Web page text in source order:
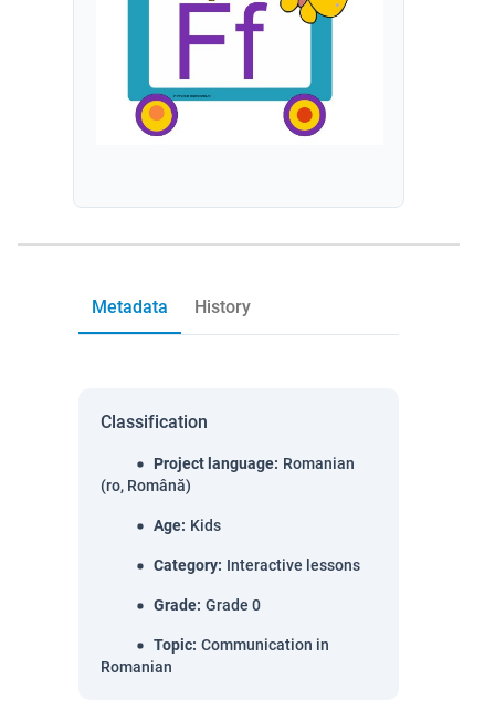
Metadata History
Classification
Project language: Romanian
(ro, Română)
Age: Kids
Category: Interactive lessons
Grade: Grade 0
Topic: Communication in
Romanian